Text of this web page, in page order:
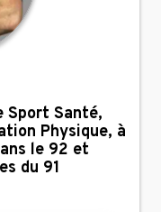
Santé,
Physique, à
le 92 et
du 91